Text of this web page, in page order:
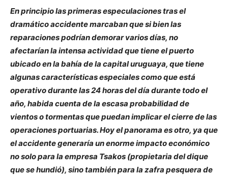
En principio las primeras especulaciones tras el
dramático accidente marcaban que si bien las
reparaciones podrían demorar varios días, no
afectarían la intensa actividad que tiene el puerto
ubicado en la bahía de la capital uruguaya, que tiene
algunas características especiales como que está
operativo durante las 24 horas del día durante todo el
año, habida cuenta de la escasa probabilidad de
vientos o tormentas que puedan implicar el cierre de las
operaciones portuarias. Hoy el panorama es otro, ya que
el accidente generaría un enorme impacto económico
no solo para la empresa Tsakos (propietaria del dique
que se hundió), sino también para la zafra pesquera de